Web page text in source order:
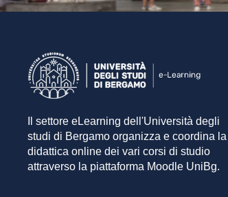
Il settore eLearning dell'Università degli
studi di Bergamo organizza e coordina la
didattica online dei vari corsi di studio
attraverso la piattaforma Moodle UniBg.